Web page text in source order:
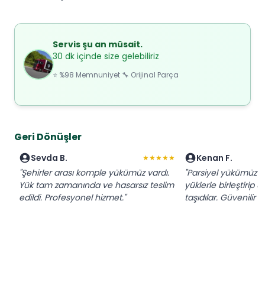
Servis şu an müsait.
30 dk içinde size gelebiliriz
⭐ %98 Memnuniyet 🔧 Orijinal Parça
Geri Dönüşler
Sevda B. ★★★★★
"Şehirler arası komple yükümüz vardı.
Yük tam zamanında ve hasarsız teslim
edildi. Profesyonel hizmet."
Kenan F.
"Parsiyel yükümüz
yüklerle birleştirip
taşıdılar. Güvenilir